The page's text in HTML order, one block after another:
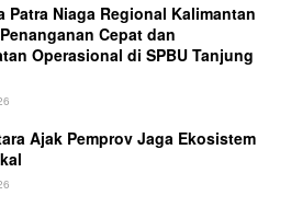
Patra Niaga Regional Kalimantan
Cepat dan
Operasional di SPBU Tanjung
Ajak Pemprov Jaga Ekosistem